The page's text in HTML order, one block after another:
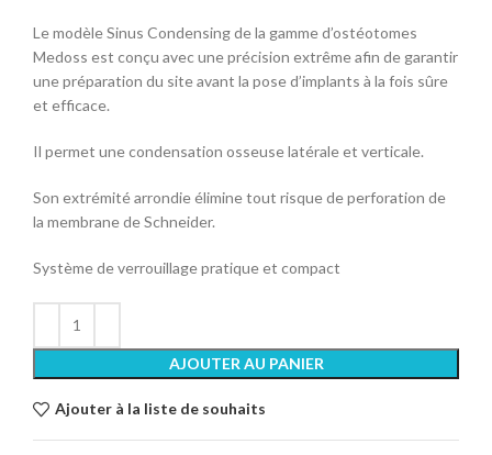
Le modèle Sinus Condensing de la gamme d’ostéotomes
Medoss est conçu avec une précision extrême afin de garantir
une préparation du site avant la pose d’implants à la fois sûre
et efficace.
Il permet une condensation osseuse latérale et verticale.
Son extrémité arrondie élimine tout risque de perforation de
la membrane de Schneider.
Système de verrouillage pratique et compact
AJOUTER AU PANIER
Ajouter à la liste de souhaits